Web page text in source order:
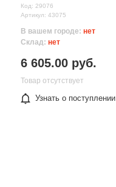
Код: 29076
Артикул: 43075
В вашем городе: нет
Склад: нет
6 605.00 руб.
Товар отсутствует
Узнать о поступлении